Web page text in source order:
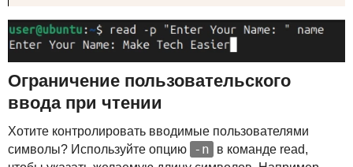
Ограничение пользовательского
ввода при чтении
Хотите контролировать вводимые пользователями
символы? Используйте опцию
-n
в команде read,